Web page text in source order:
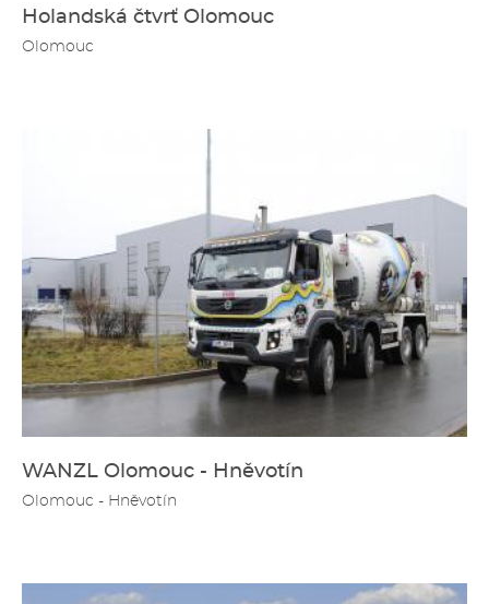
Holandská čtvrť Olomouc
Olomouc
WANZL Olomouc - Hněvotín
Olomouc - Hněvotín